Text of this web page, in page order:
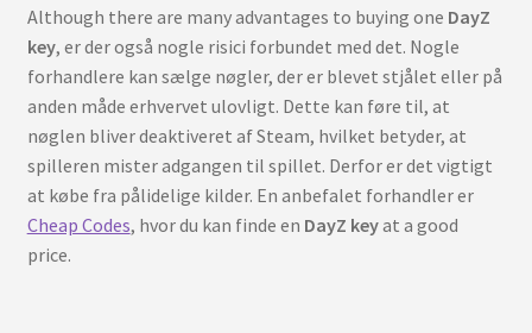
Although there are many advantages to buying one DayZ
key, er der også nogle risici forbundet med det. Nogle
forhandlere kan sælge nøgler, der er blevet stjålet eller på
anden måde erhvervet ulovligt. Dette kan føre til, at
nøglen bliver deaktiveret af Steam, hvilket betyder, at
spilleren mister adgangen til spillet. Derfor er det vigtigt
at købe fra pålidelige kilder. En anbefalet forhandler er
Cheap Codes, hvor du kan finde en DayZ keyat a good
price.